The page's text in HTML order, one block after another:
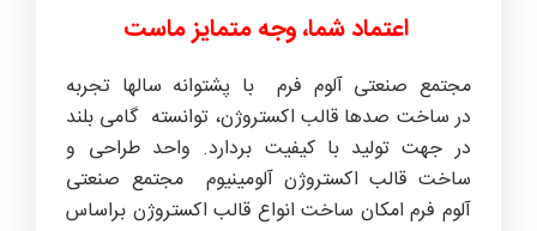
اعتماد شما، وجه متمایز ماست
مجتمع صنعتی آلوم فرم با پشتوانه سالها تجربه
در ساخت صدها قالب اکستروژن، توانسته گامی بلند
در جهت تولید با کیفیت بردارد. واحد طراحی و
ساخت قالب اکستروژن آلومینیوم مجتمع صنعتی
آلوم فرم امکان ساخت انواع قالب اکستروژن براساس